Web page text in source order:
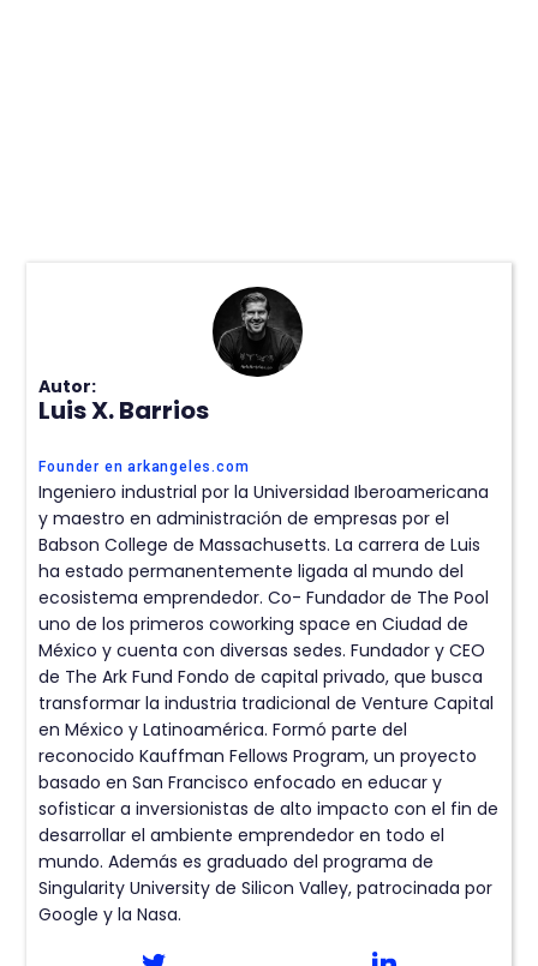
Autor:
Luis X. Barrios
Founder en arkangeles.com
Ingeniero industrial por la Universidad Iberoamericana
y maestro en administración de empresas por el
Babson College de Massachusetts. La carrera de Luis
ha estado permanentemente ligada al mundo del
ecosistema emprendedor. Co- Fundador de The Pool
uno de los primeros coworking space en Ciudad de
México y cuenta con diversas sedes. Fundador y CEO
de The Ark Fund Fondo de capital privado, que busca
transformar la industria tradicional de Venture Capital
en México y Latinoamérica. Formó parte del
reconocido Kauffman Fellows Program, un proyecto
basado en San Francisco enfocado en educar y
sofisticar a inversionistas de alto impacto con el fin de
desarrollar el ambiente emprendedor en todo el
mundo. Además es graduado del programa de
Singularity University de Silicon Valley, patrocinada por
Google y la Nasa.